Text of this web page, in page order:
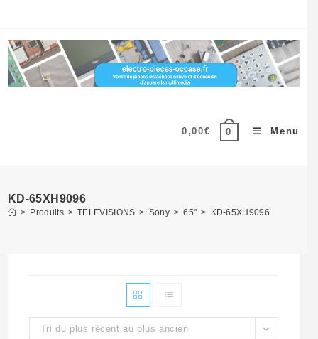
content
0,00€ 0 Menu
KD-65XH9096
> Produits > TELEVISIONS > Sony > 65" > KD-65XH9096
Tri du plus récent au plus ancien